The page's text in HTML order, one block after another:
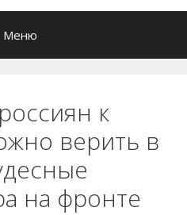
Меню
к
верить в
на фронте